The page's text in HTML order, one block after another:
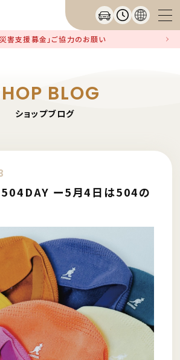
害支援募金」ご協力のお願い
BLOG
ショップブログ
504DAY ー5月4日は504の